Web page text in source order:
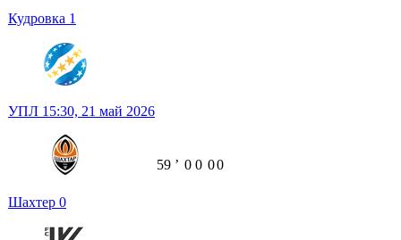
Кудровка 1
УПЛ 15:30, 21 май 2026
Шахтер 0
59 ʼ 0 0 00